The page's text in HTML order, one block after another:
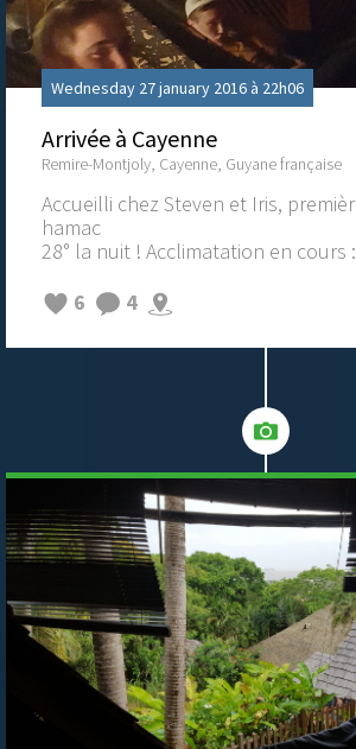
Wednesday 27 january 2016 à 22h06
Arrivée à Cayenne
Remire-Montjoly, Cayenne, Guyane française
Accueilli chez Steven et Iris,
hamac
28° la nuit ! Acclimatation en cours
6
4